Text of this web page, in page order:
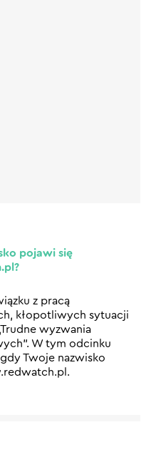
pojawi się
z pracą
kłopotliwych sytuacji
wyzwania
W tym odcinku
Twoje nazwisko